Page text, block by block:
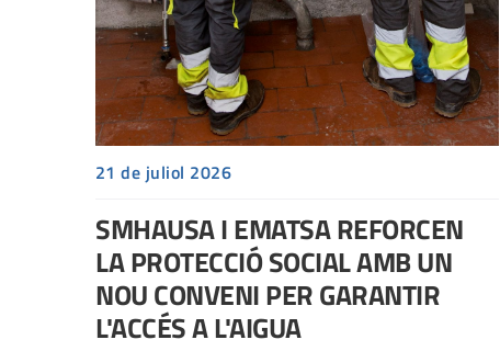
21 de juliol 2026
SMHAUSA I EMATSA REFORCEN
LA PROTECCIÓ SOCIAL AMB UN
NOU CONVENI PER GARANTIR
L'ACCÉS A L'AIGUA